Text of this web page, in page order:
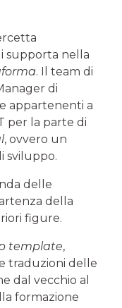
supporta nella
. Il team di
di
appartenenti a
per la parte di
, ovvero un
sviluppo.
delle
della
figure.
template,
traduzioni delle
dal vecchio al
formazione